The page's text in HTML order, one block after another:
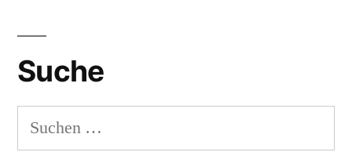
Suche
Suchen
nach: